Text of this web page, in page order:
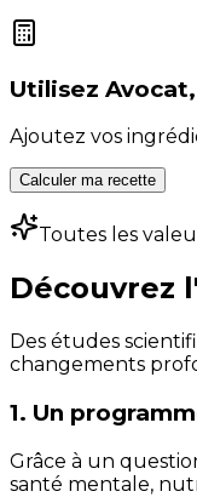
Utilisez
Ajoutez vos
Calculer ma recette
Toutes les
Découvrez
Des études
changements
1. Un
Grâce à un
santé mentale,